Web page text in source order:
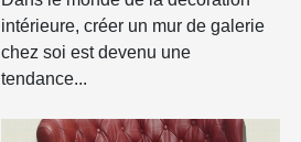
intérieure, créer un mur de galerie
chez soi est devenu une
tendance...